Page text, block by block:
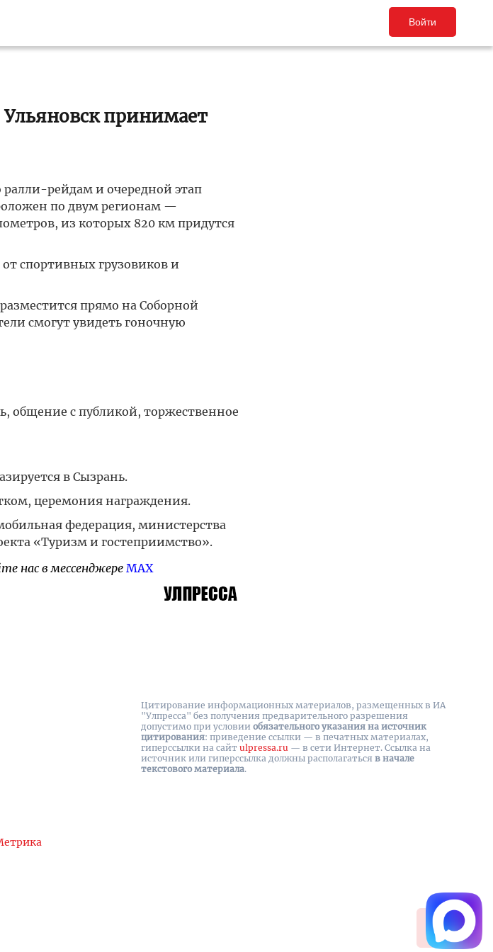
Войти
принимает
рейдам и очередной этап
по двум регионам —
из которых 820 км придутся
спортивных грузовиков и
прямо на Соборной
смогут увидеть гоночную
общение с публикой, торжественное
в Сызрань.
церемония награждения.
федерация, министерства
«Туризм и гостеприимство».
нас в мессенджере MAX
Цитирование информационных материалов, размещенных в ИА
"Улпресса" без получения предварительного разрешения
допустимо при условии обязательного указания на источник
цитирования: приведение ссылки — в печатных материалах,
гиперссылки на cайт ulpressa.ru — в сети Интернет. Ссылка на
источник или гиперссылка должны располагаться в начале
текстового материала.